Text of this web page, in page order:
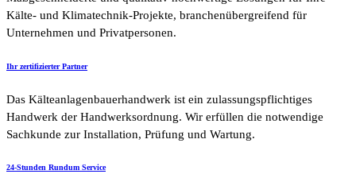
Kälte- und Klimatechnik-Projekte, branchenübergreifend für
Unternehmen und Privatpersonen.
Ihr zertifizierter Partner
Das Kälteanlagenbauerhandwerk ist ein zulassungspflichtiges
Handwerk der Handwerksordnung. Wir erfüllen die notwendige
Sachkunde zur Installation, Prüfung und Wartung.
24-Stunden Rundum Service